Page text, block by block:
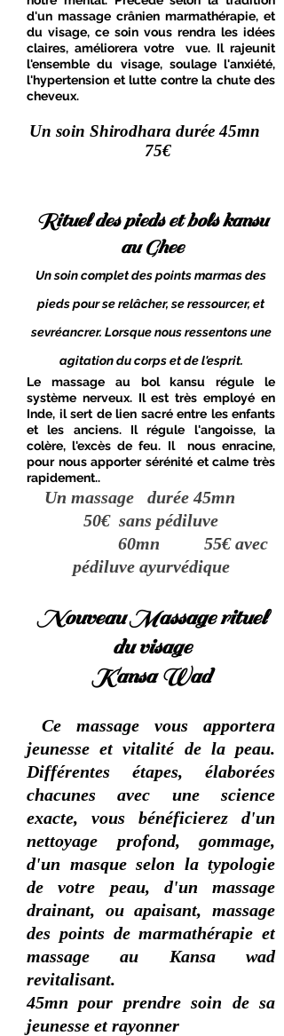
d'un massage crânien marmathérapie, et
du visage, ce soin vous rendra les idées
claires, améliorera votre vue. Il rajeunit
l'ensemble du visage, soulage l'anxiété,
l'hypertension et lutte contre la chute des
cheveux.
Un soin Shirodhara durée 45mn
75€
Rituel des pieds et bols kansu
au Ghee
Un soin complet des points marmas des
pieds pour se relâcher, se ressourcer, et
sevréancrer. Lorsque nous ressentons une
agitation du corps et de l'esprit.
Le massage au bol kansu régule le
système nerveux. Il est très employé en
Inde, il sert de lien sacré entre les enfants
et les anciens. Il régule l'angoisse, la
colère, l'excès de feu. Il nous enracine,
pour nous apporter sérénité et calme très
rapidement..
Un massage durée 45mn
50€ sans pédiluve
60mn 55€ avec
pédiluve ayurvédique
Nouveau Massage rituel
du visage
Kansa Wad
Ce massage vous apportera
jeunesse et vitalité de la peau.
Différentes étapes, élaborées
chacunes avec une science
exacte, vous bénéficierez d'un
nettoyage profond, gommage,
d'un masque selon la typologie
de votre peau, d'un massage
drainant, ou apaisant, massage
des points de marmathérapie et
massage au Kansa wad
revitalisant.
45mn pour prendre soin de sa
jeunesse et rayonner